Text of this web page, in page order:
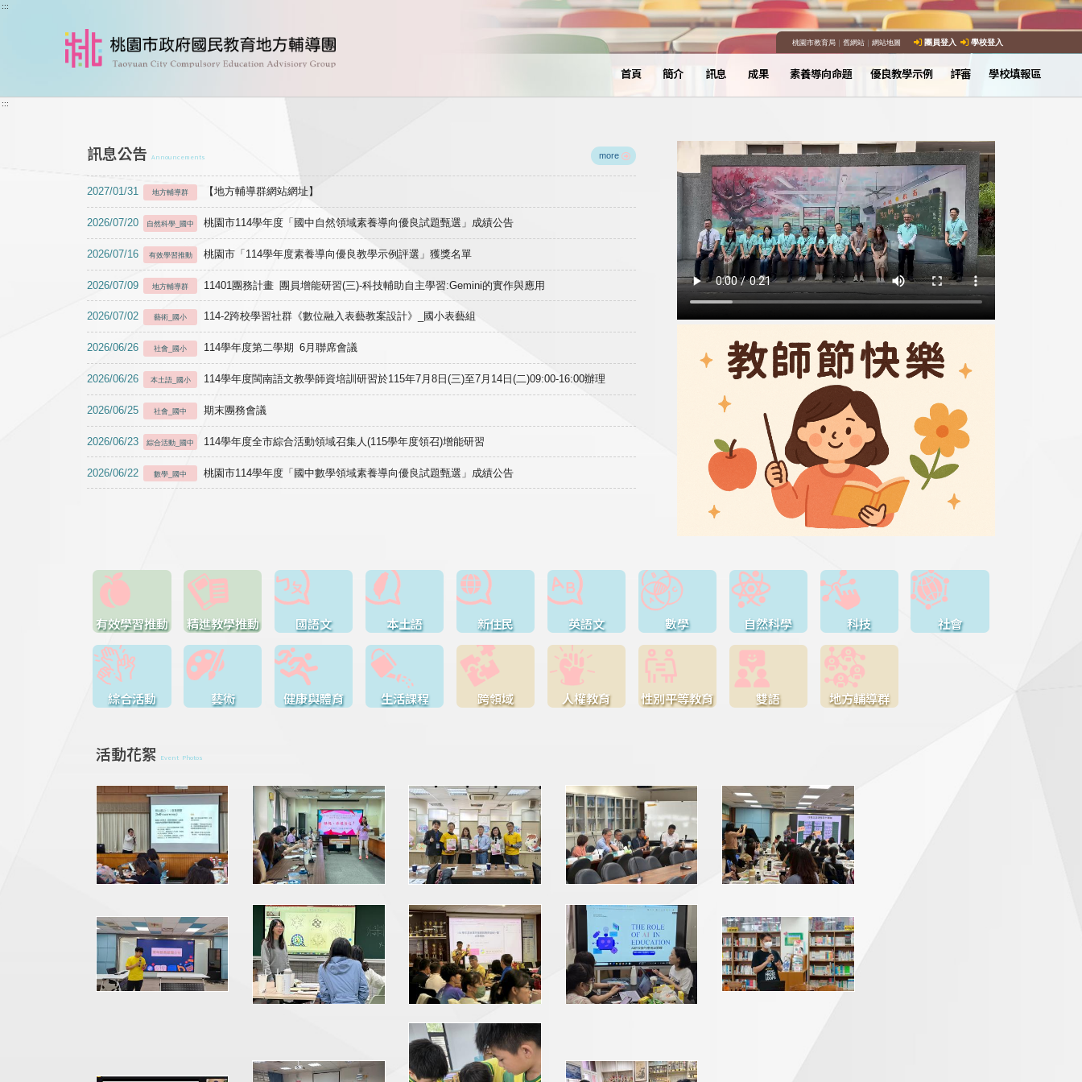
跳到主要內容
:::
桃園市教育局｜ 舊網站｜ 網站地圖 團員登入 學校登入
首頁 簡介 訊息 成果 素養導向命題 優良教學示例 評審 學校填報區
:::
訊息公告 Announcements more
2027/01/31 地方輔導群 【地方輔導群網站網址】
2026/07/20 自然科學_國中 桃園市114學年度「國中自然領域素養導向優良試題甄選」成績公告
2026/07/16 有效學習推動 桃園市「114學年度素養導向優良教學示例評選」獲獎名單
2026/07/09 地方輔導群 11401團務計畫 團員增能研習(三)-科技輔助自主學習:Gemini的實作與應用
2026/07/02 藝術_國小 114-2跨校學習社群《數位融入表藝教案設計》_國小表藝組
2026/06/26 社會_國小 114學年度第二學期 6月聯席會議
2026/06/26 本土語_國小 114學年度閩南語文教學師資培訓研習於115年7月8日(三)至7月14日(二)09:00-16:00辦理
2026/06/25 社會_國中 期末團務會議
2026/06/23 綜合活動_國中 114學年度全市綜合活動領域召集人(115學年度領召)增能研習
2026/06/22 數學_國中 桃園市114學年度「國中數學領域素養導向優良試題甄選」成績公告
有效學習推動 精進教學推動 國語文 本土語 新住民 英語文 數學 自然科學 科技 社會
綜合活動 藝術 健康與體育 生活課程 跨領域 人權教育 性別平等教育 雙語 地方輔導群
活動花絮 Event Photos